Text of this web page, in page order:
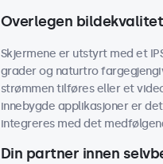
Overlegen
Skjermene er utstyrt med et
grader og naturtro
strømmen tilføres eller et
innebygde applikasjoner er
integreres med det
Din partner innen